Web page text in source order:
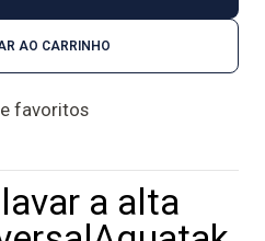
AO CARRINHO
favoritos
a alta